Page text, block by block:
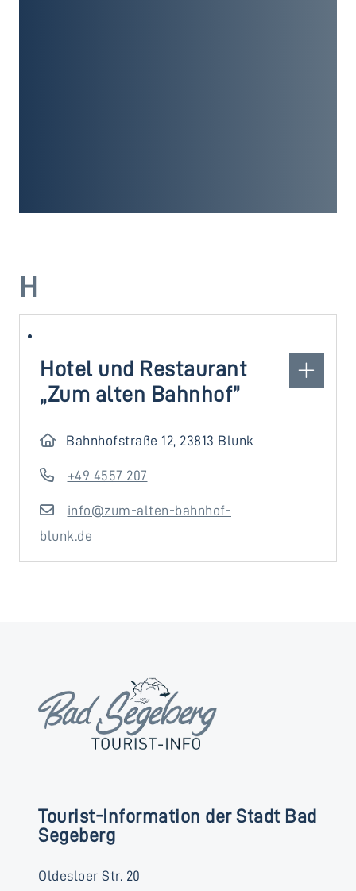
H
Hotel und Restaurant
„Zum alten Bahnhof”
Bahnhofstraße 12, 23813 Blunk
+49 4557 207
info@zum-alten-bahnhof-
blunk.de
Tourist-Information der Stadt Bad
Segeberg
Oldesloer Str. 20